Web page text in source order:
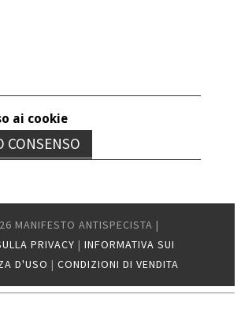
ai cookie
CONSENSO
MANIFESTO ANTISPECISTA |
PRIVACY |INFORMATIVA SUI
D'USO |CONDIZIONI DI VENDITA